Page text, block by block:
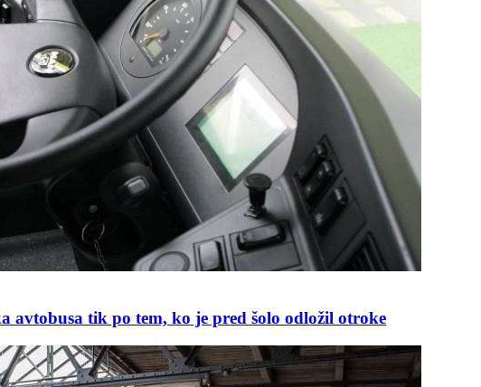
avtobusa tik po tem, ko je pred šolo odložil otroke